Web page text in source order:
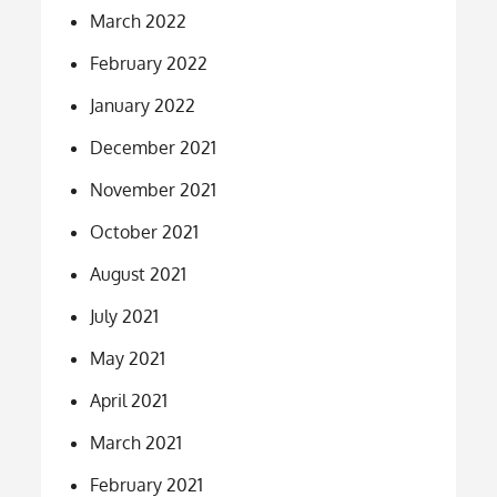
March 2022
February 2022
January 2022
December 2021
November 2021
October 2021
August 2021
July 2021
May 2021
April 2021
March 2021
February 2021